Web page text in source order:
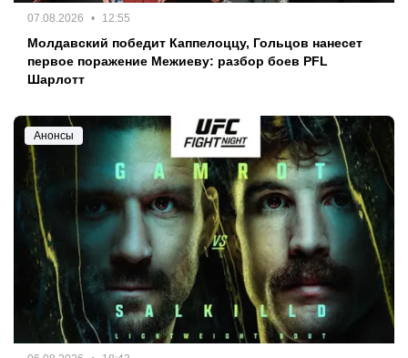
07.08.2026 12:55
Молдавский победит Каппелоццу, Гольцов нанесет
первое поражение Межиеву: разбор боев PFL
Шарлотт
Анонсы